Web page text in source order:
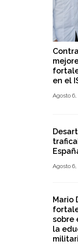
en el
Agosto 6,
Agosto 6,
Mario
sobre
la